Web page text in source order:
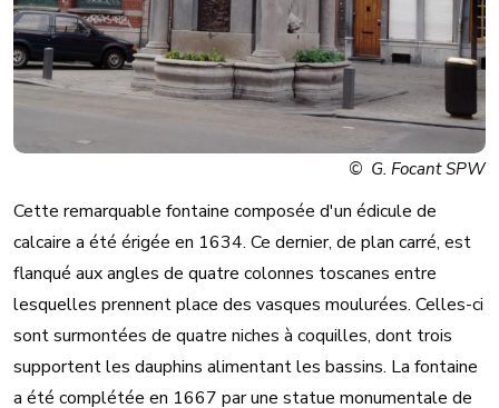
© G. Focant SPW
Cette remarquable fontaine composée d'un édicule de
calcaire a été érigée en 1634. Ce dernier, de plan carré, est
flanqué aux angles de quatre colonnes toscanes entre
lesquelles prennent place des vasques moulurées. Celles-ci
sont surmontées de quatre niches à coquilles, dont trois
supportent les dauphins alimentant les bassins. La fontaine
a été complétée en 1667 par une statue monumentale de